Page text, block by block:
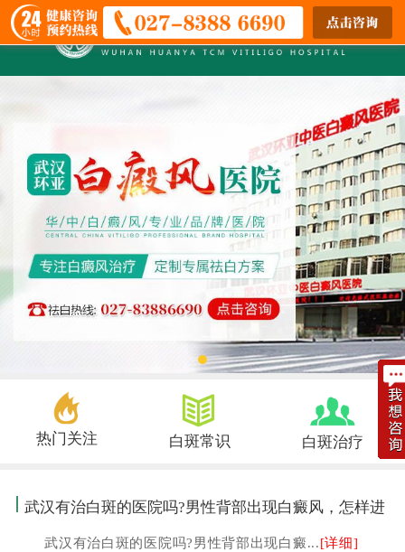
热门关注 白斑常识 白斑治疗
武汉有治白斑的医院吗?男性背部出现白癜风，怎样进
武汉有治白斑的医院吗?男性背部出现白癜...[详细]